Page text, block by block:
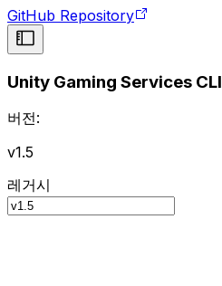
GitHub Repository
Unity Gaming Services CLI
버전:
v1.5
레거시